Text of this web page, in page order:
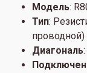
Модель:
Тип:
проводной)
Диагональ